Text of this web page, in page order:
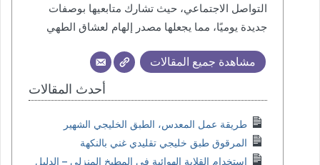
التواصل الاجتماعي، حيث تشارك متابعيها بوصفات
جديدة يوميًا، مما يجعلها مصدر إلهام لعشاق الطهي
مشاهدة جميع المقالات
أحدث المقالات
طريقة عمل المعدس، الطبق الخليجي الشهير
المرقوق طبق خليجي تقليدي غني بالنكهة
استخدام القلاية الهوائية في المطبخ المنزلي – الدليل